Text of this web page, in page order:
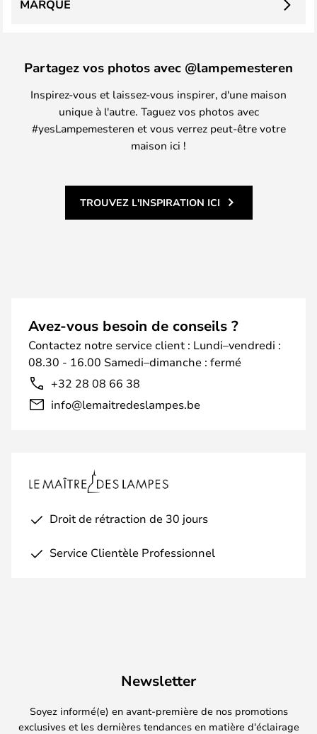
MARQUE
Partagez vos photos avec @lampemesteren
Inspirez-vous et laissez-vous inspirer, d'une maison
unique à l'autre. Taguez vos photos avec
#yesLampemesteren et vous verrez peut-être votre
maison ici !
TROUVEZ L'INSPIRATION ICI
Avez-vous besoin de conseils ?
Contactez notre service client : Lundi–vendredi :
08.30 - 16.00 Samedi–dimanche : fermé
+32 28 08 66 38
info@lemaitredeslampes.be
Droit de rétraction de 30 jours
Service Clientèle Professionnel
Newsletter
Soyez informé(e) en avant-première de nos promotions
exclusives et les dernières tendances en matière d'éclairage